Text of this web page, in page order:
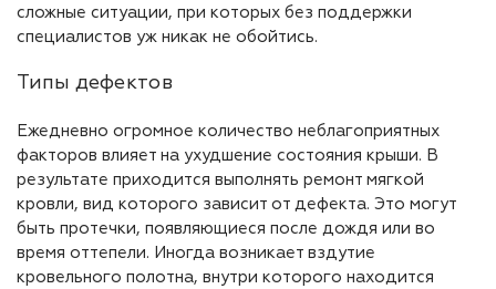
сложные ситуации, при которых без поддержки
специалистов уж никак не обойтись.
Типы дефектов
Ежедневно огромное количество неблагоприятных
факторов влияет на ухудшение состояния крыши. В
результате приходится выполнять ремонт мягкой
кровли, вид которого зависит от дефекта. Это могут
быть протечки, появляющиеся после дождя или во
время оттепели. Иногда возникает вздутие
кровельного полотна, внутри которого находится